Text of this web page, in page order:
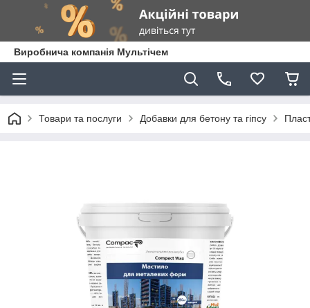
Виробнича компанія Мультічем
Товари та послуги Добавки для бетону та гіпсу